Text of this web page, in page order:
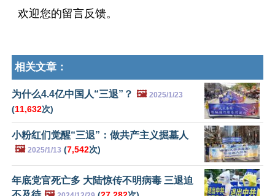
欢迎您的留言反馈。
相关文章：
为什么4.4亿中国人“三退”？ 🖼️ 2025/1/23
(11,632次)
小粉红们觉醒“三退”：做共产主义掘墓人
🖼️ 2025/1/13 (7,542次)
年底党官死亡多 大陆惊传不明病毒 三退迫